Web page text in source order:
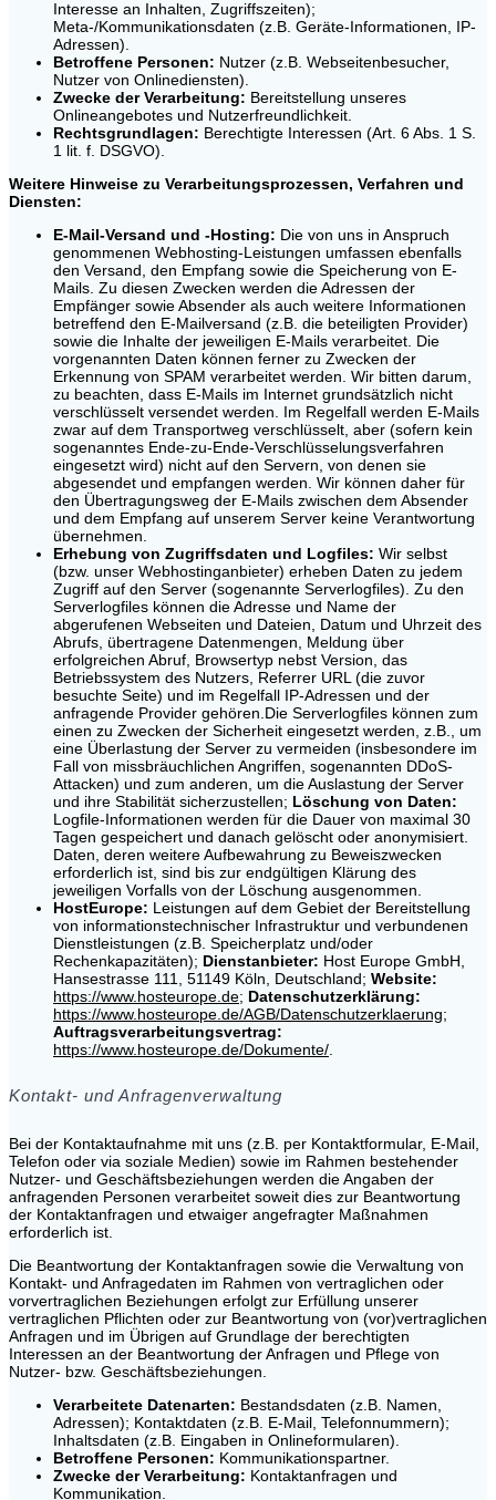
Interesse an Inhalten, Zugriffszeiten);
Meta-/Kommunikationsdaten (z.B. Geräte-Informationen, IP-
Adressen).
Betroffene Personen: Nutzer (z.B. Webseitenbesucher,
Nutzer von Onlinediensten).
Zwecke der Verarbeitung: Bereitstellung unseres
Onlineangebotes und Nutzerfreundlichkeit.
Rechtsgrundlagen: Berechtigte Interessen (Art. 6 Abs. 1 S.
1 lit. f. DSGVO).
Weitere Hinweise zu Verarbeitungsprozessen, Verfahren und
Diensten:
E-Mail-Versand und -Hosting: Die von uns in Anspruch
genommenen Webhosting-Leistungen umfassen ebenfalls
den Versand, den Empfang sowie die Speicherung von E-
Mails. Zu diesen Zwecken werden die Adressen der
Empfänger sowie Absender als auch weitere Informationen
betreffend den E-Mailversand (z.B. die beteiligten Provider)
sowie die Inhalte der jeweiligen E-Mails verarbeitet. Die
vorgenannten Daten können ferner zu Zwecken der
Erkennung von SPAM verarbeitet werden. Wir bitten darum,
zu beachten, dass E-Mails im Internet grundsätzlich nicht
verschlüsselt versendet werden. Im Regelfall werden E-Mails
zwar auf dem Transportweg verschlüsselt, aber (sofern kein
sogenanntes Ende-zu-Ende-Verschlüsselungsverfahren
eingesetzt wird) nicht auf den Servern, von denen sie
abgesendet und empfangen werden. Wir können daher für
den Übertragungsweg der E-Mails zwischen dem Absender
und dem Empfang auf unserem Server keine Verantwortung
übernehmen.
Erhebung von Zugriffsdaten und Logfiles: Wir selbst
(bzw. unser Webhostinganbieter) erheben Daten zu jedem
Zugriff auf den Server (sogenannte Serverlogfiles). Zu den
Serverlogfiles können die Adresse und Name der
abgerufenen Webseiten und Dateien, Datum und Uhrzeit des
Abrufs, übertragene Datenmengen, Meldung über
erfolgreichen Abruf, Browsertyp nebst Version, das
Betriebssystem des Nutzers, Referrer URL (die zuvor
besuchte Seite) und im Regelfall IP-Adressen und der
anfragende Provider gehören.Die Serverlogfiles können zum
einen zu Zwecken der Sicherheit eingesetzt werden, z.B., um
eine Überlastung der Server zu vermeiden (insbesondere im
Fall von missbräuchlichen Angriffen, sogenannten DDoS-
Attacken) und zum anderen, um die Auslastung der Server
und ihre Stabilität sicherzustellen; Löschung von Daten:
Logfile-Informationen werden für die Dauer von maximal 30
Tagen gespeichert und danach gelöscht oder anonymisiert.
Daten, deren weitere Aufbewahrung zu Beweiszwecken
erforderlich ist, sind bis zur endgültigen Klärung des
jeweiligen Vorfalls von der Löschung ausgenommen.
HostEurope: Leistungen auf dem Gebiet der Bereitstellung
von informationstechnischer Infrastruktur und verbundenen
Dienstleistungen (z.B. Speicherplatz und/oder
Rechenkapazitäten); Dienstanbieter: Host Europe GmbH,
Hansestrasse 111, 51149 Köln, Deutschland; Website:
https://www.hosteurope.de; Datenschutzerklärung:
https://www.hosteurope.de/AGB/Datenschutzerklaerung;
Auftragsverarbeitungsvertrag:
https://www.hosteurope.de/Dokumente/
Kontakt- und Anfragenverwaltung
Bei der Kontaktaufnahme mit uns (z.B. per Kontaktformular, E-Mail,
Telefon oder via soziale Medien) sowie im Rahmen bestehender
Nutzer- und Geschäftsbeziehungen werden die Angaben der
anfragenden Personen verarbeitet soweit dies zur Beantwortung
der Kontaktanfragen und etwaiger angefragter Maßnahmen
erforderlich ist.
Die Beantwortung der Kontaktanfragen sowie die Verwaltung von
Kontakt- und Anfragedaten im Rahmen von vertraglichen oder
vorvertraglichen Beziehungen erfolgt zur Erfüllung unserer
vertraglichen Pflichten oder zur Beantwortung von (vor)vertraglichen
Anfragen und im Übrigen auf Grundlage der berechtigten
Interessen an der Beantwortung der Anfragen und Pflege von
Nutzer- bzw. Geschäftsbeziehungen.
Verarbeitete Datenarten: Bestandsdaten (z.B. Namen,
Adressen); Kontaktdaten (z.B. E-Mail, Telefonnummern);
Inhaltsdaten (z.B. Eingaben in Onlineformularen).
Betroffene Personen: Kommunikationspartner.
Zwecke der Verarbeitung: Kontaktanfragen und
Kommunikation.